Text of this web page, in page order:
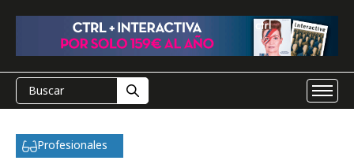
Profesionales